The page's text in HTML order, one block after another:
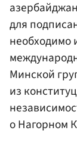
для
необходимо
Минской
из
о Нагорном